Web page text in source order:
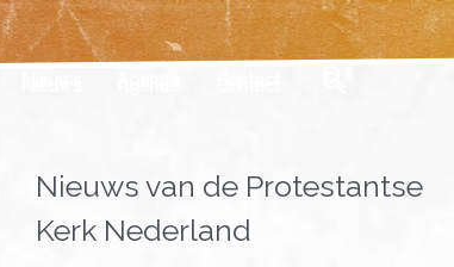
Nieuws van de Protestantse
Kerk Nederland